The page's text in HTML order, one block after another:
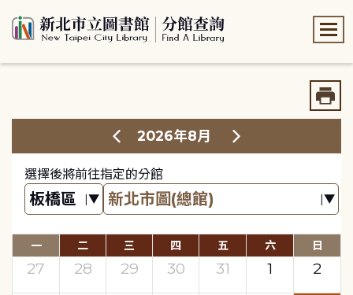
2026年8月
選擇後將前往指定的分館
一 二 三 四 五 六 日
27 28 29 30 31 1
2